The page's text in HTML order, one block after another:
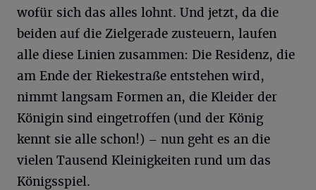
wofür sich das alles lohnt. Und jetzt, da die
beiden auf die Zielgerade zusteuern, laufen
alle diese Linien zusammen: Die Residenz, die
am Ende der Riekestraße entstehen wird,
nimmt langsam Formen an, die Kleider der
Königin sind eingetroffen (und der König
kennt sie alle schon!) – nun geht es an die
vielen Tausend Kleinigkeiten rund um das
Königsspiel.